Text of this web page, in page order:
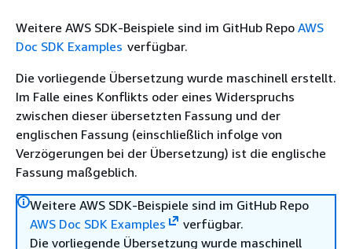
Weitere AWS SDK-Beispiele sind im GitHub Repo AWS
Doc SDK Examples verfügbar.
Die vorliegende Übersetzung wurde maschinell erstellt.
Im Falle eines Konflikts oder eines Widerspruchs
zwischen dieser übersetzten Fassung und der
englischen Fassung (einschließlich infolge von
Verzögerungen bei der Übersetzung) ist die englische
Fassung maßgeblich.
Weitere AWS SDK-Beispiele sind im GitHub Repo
AWS Doc SDK Examples
verfügbar.
Die vorliegende Übersetzung wurde maschinell